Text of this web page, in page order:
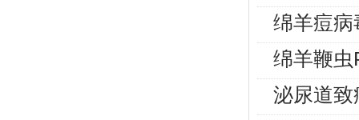
绵羊痘
绵羊鞭
泌尿道